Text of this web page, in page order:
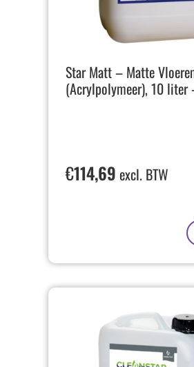
Star Matt – Matte
(Acrylpolymeer), 10 liter
€114,69 excl. BTW